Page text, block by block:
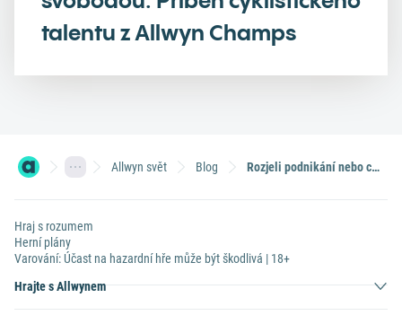
talentu z Allwyn Champs
Allwyn svět Blog Rozjeli podnikání nebo cestují. Co dělají největší loterní výherci? (I. díl)
Hraj s rozumem
Herní plány
Varování: Účast na hazardní hře může být škodlivá | 18+
Hrajte s Allwynem